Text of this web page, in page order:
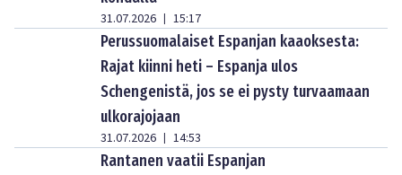
31.07.2026 | 15:17
Perussuomalaiset Espanjan kaaoksesta:
Rajat kiinni heti – Espanja ulos
Schengenistä, jos se ei pysty turvaamaan
ulkorajojaan
31.07.2026 | 14:53
Rantanen vaatii Espanjan